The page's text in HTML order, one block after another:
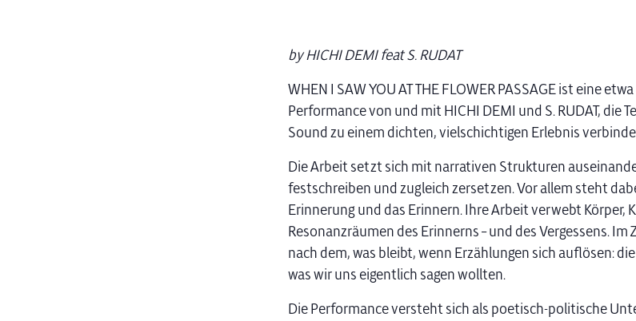
by HICHI DEMI feat S. RUDAT
WHEN I SAW YOU AT THE FLOWER PASSAGE ist eine
Performance von und mit HICHI DEMI und S. RUDAT, die
Sound zu einem dichten, vielschichtigen Erlebnis
Die Arbeit setzt sich mit narrativen Strukturen
festschreiben und zugleich zersetzen. Vor allem steht
Erinnerung und das Erinnern. Ihre Arbeit verwebt Körper,
Resonanzräumen des Erinnerns – und des Vergessens.
nach dem, was bleibt, wenn Erzählungen sich auflösen:
was wir uns eigentlich sagen wollten.
Die Performance versteht sich als poetisch-politische